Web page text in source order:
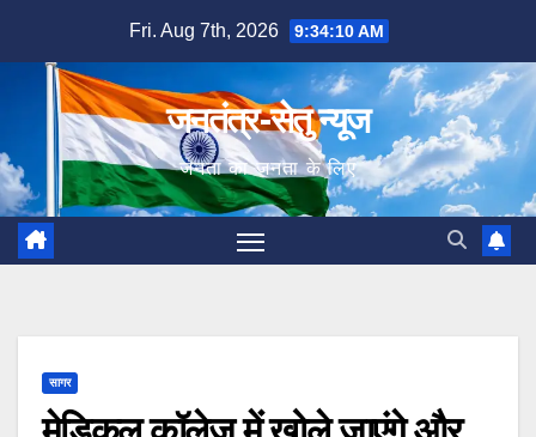
content
Fri. Aug 7th, 2026 9:34:12 AM
जनतंत्र-सेतु न्यूज
जनता का जनता के लिए
सागर